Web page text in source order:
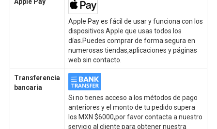
Apple Pay es fácil de usar y funciona con los
dispositivos Apple que usas todos los
días.Puedes comprar de forma segura en
numerosas tiendas,aplicaciones y páginas
web sin contacto.
Transferencia
bancaria
Si no tienes acceso a los métodos de pago
anteriores y el monto de tu pedido supera
los MXN $6000,por favor contacta a nuestro
servicio al cliente para obtener nuestra